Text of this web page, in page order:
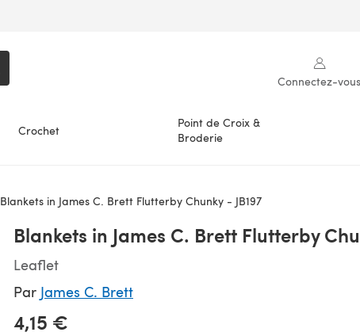
Connectez-vous
Crochet
Point de Croix &
Broderie
Blankets in James C. Brett Flutterby Chunky - JB197
Blankets in James C. Brett Flutterby
Leaflet
Par James C. Brett
4,15 €